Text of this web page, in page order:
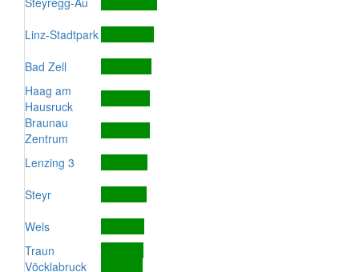
Linz-Stadtpark
Bad Zell
Haag am
Hausruck
Braunau
Zentrum
Lenzing 3
Steyr
Wels
Traun
Vöcklabruck